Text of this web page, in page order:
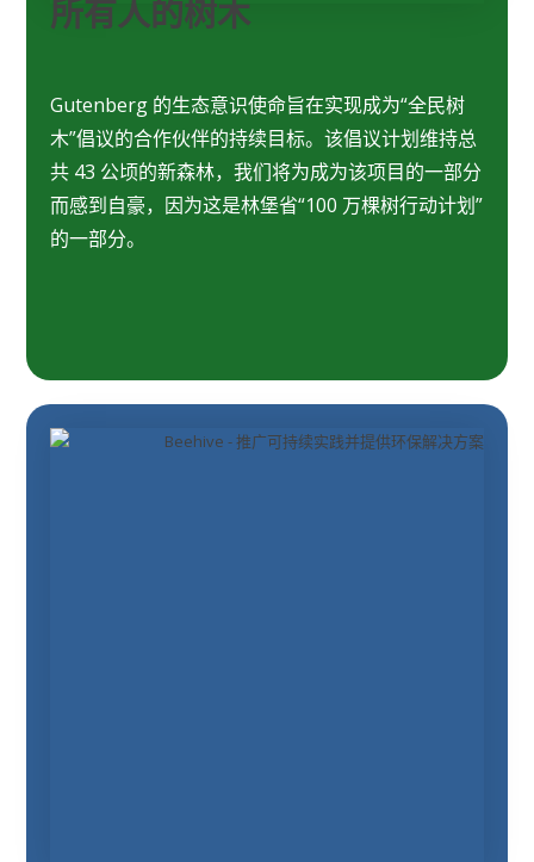
所有人的树木
Gutenberg 的生态意识使命旨在实现成为“全民树
木”倡议的合作伙伴的持续目标。该倡议计划维持总
共 43 公顷的新森林，我们将为成为该项目的一部分
而感到自豪，因为这是林堡省“100 万棵树行动计划”
的一部分。